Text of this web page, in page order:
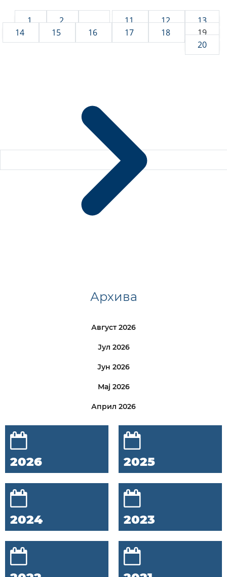
1 2 ... 11 12
13
14
15 16 17 18
19
20
Архива
Август 2026
Јул 2026
Јун 2026
Мај 2026
Април 2026
2026 2025
2024 2023